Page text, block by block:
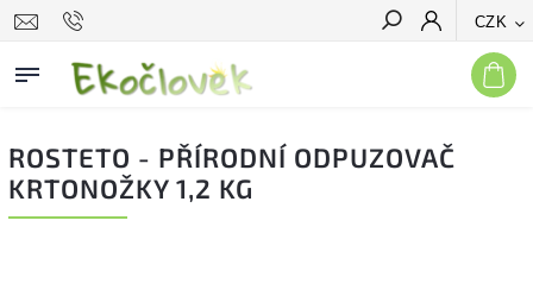
CZK
Hledat
ROSTETO - PŘÍRODNÍ ODPUZOVAČ
KRTONOŽKY 1,2 KG